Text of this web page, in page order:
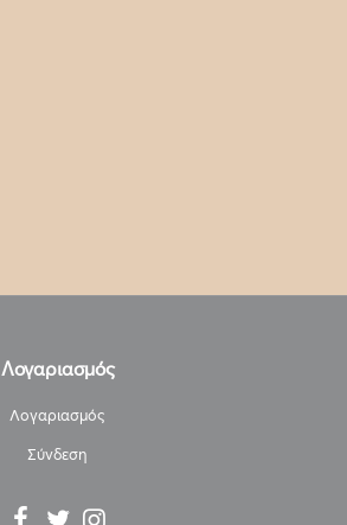
Λογαριασμός
Λογαριασμός
Σύνδεση